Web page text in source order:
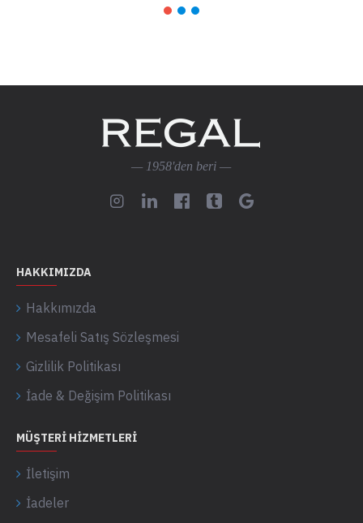
— 1958'den beri —
HAKKIMIZDA
Hakkımızda
Mesafeli Satış Sözleşmesi
Gizlilik Politikası
İade & Değişim Politikası
MÜŞTERI HIZMETLERI
İletişim
İadeler